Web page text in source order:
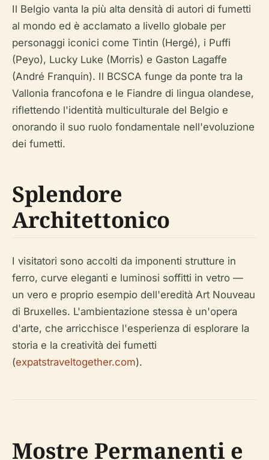
Il Belgio vanta la più alta densità di autori di fumetti
al mondo ed è acclamato a livello globale per
personaggi iconici come Tintin (Hergé), i Puffi
(Peyo), Lucky Luke (Morris) e Gaston Lagaffe
(André Franquin). Il BCSCA funge da ponte tra la
Vallonia francofona e le Fiandre di lingua olandese,
riflettendo l'identità multiculturale del Belgio e
onorando il suo ruolo fondamentale nell'evoluzione
dei fumetti.
Splendore
Architettonico
I visitatori sono accolti da imponenti strutture in
ferro, curve eleganti e luminosi soffitti in vetro —
un vero e proprio esempio dell'eredità Art Nouveau
di Bruxelles. L'ambientazione stessa è un'opera
d'arte, che arricchisce l'esperienza di esplorare la
storia e la creatività dei fumetti
(expatstraveltogether.com).
Mostre Permanenti e